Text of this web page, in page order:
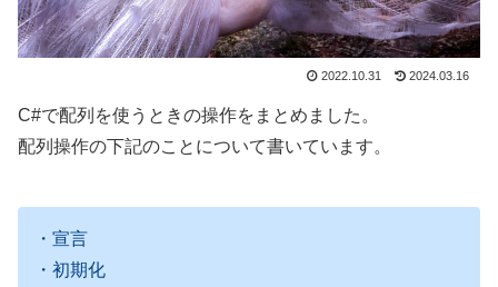
2022.10.31 2024.03.16
C#で配列を使うときの操作をまとめました。
配列操作の下記のことについて書いています。
・宣言
・初期化